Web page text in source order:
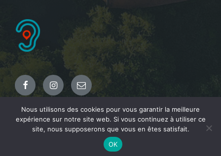
FacebookInstagramEmail
© 2021 Commune de Fresnicourt le Dolmen
Nous utilisons des cookies pour vous garantir la meilleure
expérience sur notre site web. Si vous continuez à utiliser ce
site, nous supposerons que vous en êtes satisfait.
OK